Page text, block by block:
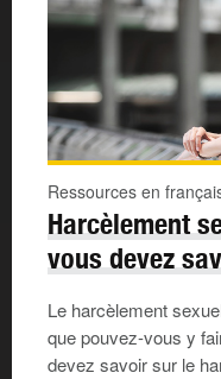
Ressources en
Harcèlement
vous devez
Le harcèlement
que pouvez-vous y
devez savoir sur le